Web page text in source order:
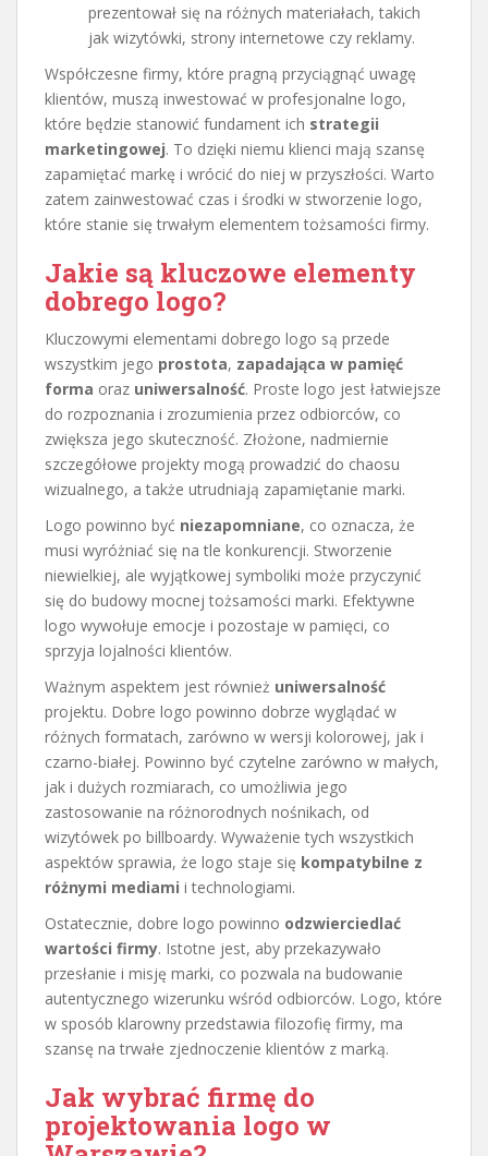
prezentował się na różnych materiałach, takich
jak wizytówki, strony internetowe czy reklamy.
Współczesne firmy, które pragną przyciągnąć uwagę
klientów, muszą inwestować w profesjonalne logo,
które będzie stanowić fundament ich strategii
marketingowej. To dzięki niemu klienci mają szansę
zapamiętać markę i wrócić do niej w przyszłości. Warto
zatem zainwestować czas i środki w stworzenie logo,
które stanie się trwałym elementem tożsamości firmy.
Jakie są kluczowe elementy
dobrego logo?
Kluczowymi elementami dobrego logo są przede
wszystkim jego prostota, zapadająca w pamięć
forma oraz uniwersalność. Proste logo jest łatwiejsze
do rozpoznania i zrozumienia przez odbiorców, co
zwiększa jego skuteczność. Złożone, nadmiernie
szczegółowe projekty mogą prowadzić do chaosu
wizualnego, a także utrudniają zapamiętanie marki.
Logo powinno być niezapomniane, co oznacza, że
musi wyróżniać się na tle konkurencji. Stworzenie
niewielkiej, ale wyjątkowej symboliki może przyczynić
się do budowy mocnej tożsamości marki. Efektywne
logo wywołuje emocje i pozostaje w pamięci, co
sprzyja lojalności klientów.
Ważnym aspektem jest również uniwersalność
projektu. Dobre logo powinno dobrze wyglądać w
różnych formatach, zarówno w wersji kolorowej, jak i
czarno-białej. Powinno być czytelne zarówno w małych,
jak i dużych rozmiarach, co umożliwia jego
zastosowanie na różnorodnych nośnikach, od
wizytówek po billboardy. Wyważenie tych wszystkich
aspektów sprawia, że logo staje się kompatybilne z
różnymi mediami i technologiami.
Ostatecznie, dobre logo powinno odzwierciedlać
wartości firmy. Istotne jest, aby przekazywało
przesłanie i misję marki, co pozwala na budowanie
autentycznego wizerunku wśród odbiorców. Logo, które
w sposób klarowny przedstawia filozofię firmy, ma
szansę na trwałe zjednoczenie klientów z marką.
Jak wybrać firmę do
projektowania logo w